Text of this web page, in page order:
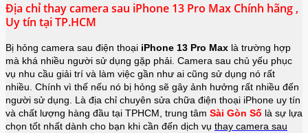
Địa chỉ thay camera sau iPhone 13 Pro Max Chính hãng ,
Uy tín tại TP.HCM
Bị hỏng camera sau điện thoại iPhone 13 Pro Max là trường hợp
mà khá nhiều người sử dụng gặp phải. Camera sau chủ yếu phục
vụ nhu cầu giải trí và làm việc gần như ai cũng sử dụng nó rất
nhiều. Chính vì thế nếu nó bị hỏng sẽ gây ảnh hưởng rất nhiều đến
người sử dụng. Là địa chỉ chuyên sửa chữa điện thoại iPhone uy tín
và chất lượng hàng đầu tại TPHCM, trung tâm Sài Gòn Số là sự lựa
chọn tốt nhất dành cho bạn khi cần đến dịch vụ thay camera sau